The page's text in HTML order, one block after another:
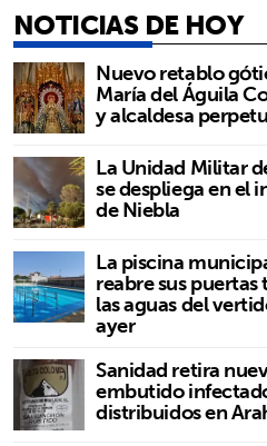
NOTICIAS DE HOY
Nuevo retablo
María del Águila
y alcaldesa
La Unidad Militar
se despliega en el
de Niebla
La piscina
reabre sus
las aguas del
ayer
Sanidad retira
embutido
distribuidos en